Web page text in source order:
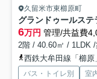
久留米市東櫛原町
6万円 管理/共益費
2階 / 40.60㎡ / 1LDK
西鉄大牟田線「櫛原
バス・トイレ別 室